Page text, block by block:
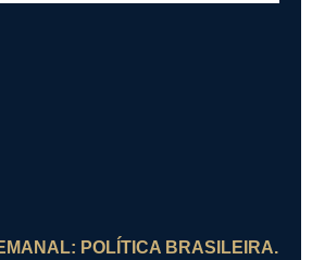
POLÍTICA BRASILEIRA.